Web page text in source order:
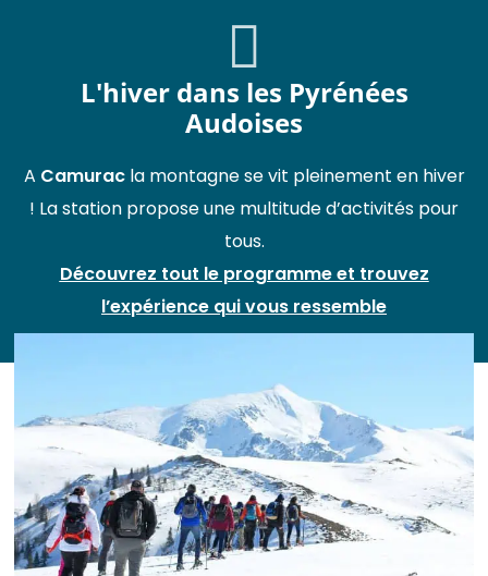
L'hiver dans les Pyrénées
Audoises
A Camurac la montagne se vit pleinement en hiver
! La station propose une multitude d’activités pour
tous.
Découvrez tout le programme et trouvez
l’expérience qui vous ressemble